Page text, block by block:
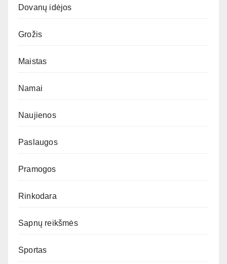
Dovanų idėjos
Grožis
Maistas
Namai
Naujienos
Paslaugos
Pramogos
Rinkodara
Sapnų reikšmės
Sportas